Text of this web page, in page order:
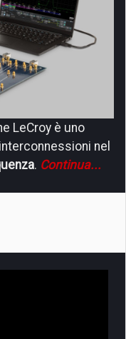
LeCroy è uno
nel
. Continua...